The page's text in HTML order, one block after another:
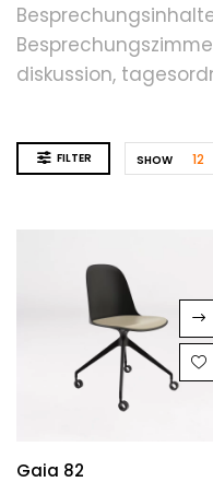
diskussion,
FILTER SHOW 12
Gaia 82